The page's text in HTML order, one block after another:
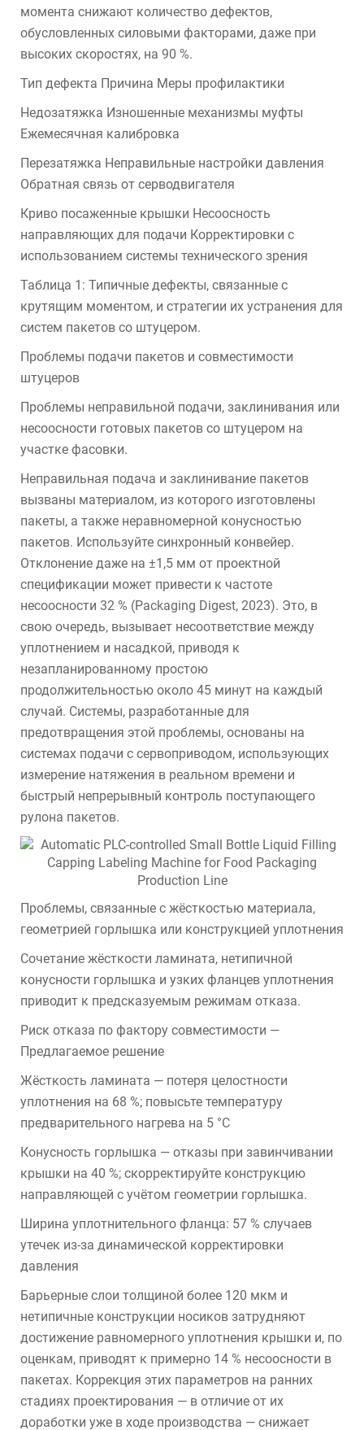
момента снижают количество дефектов,
обусловленных силовыми факторами, даже при
высоких скоростях, на 90 %.
Тип дефекта Причина Меры профилактики
Недозатяжка Изношенные механизмы муфты
Ежемесячная калибровка
Перезатяжка Неправильные настройки давления
Обратная связь от серводвигателя
Криво посаженные крышки Несоосность
направляющих для подачи Корректировки с
использованием системы технического зрения
Таблица 1: Типичные дефекты, связанные с
крутящим моментом, и стратегии их устранения для
систем пакетов со штуцером.
Проблемы подачи пакетов и совместимости
штуцеров
Проблемы неправильной подачи, заклинивания или
несоосности готовых пакетов со штуцером на
участке фасовки.
Неправильная подача и заклинивание пакетов
вызваны материалом, из которого изготовлены
пакеты, а также неравномерной конусностью
пакетов. Используйте синхронный конвейер.
Отклонение даже на ±1,5 мм от проектной
спецификации может привести к частоте
несоосности 32 % (Packaging Digest, 2023). Это, в
свою очередь, вызывает несоответствие между
уплотнением и насадкой, приводя к
незапланированному простою
продолжительностью около 45 минут на каждый
случай. Системы, разработанные для
предотвращения этой проблемы, основаны на
системах подачи с сервоприводом, использующих
измерение натяжения в реальном времени и
быстрый непрерывный контроль поступающего
рулона пакетов.
Проблемы, связанные с жёсткостью материала,
геометрией горлышка или конструкцией уплотнения
Сочетание жёсткости ламината, нетипичной
конусности горлышка и узких фланцев уплотнения
приводит к предсказуемым режимам отказа.
Риск отказа по фактору совместимости —
Предлагаемое решение
Жёсткость ламината — потеря целостности
уплотнения на 68 %; повысьте температуру
предварительного нагрева на 5 °C
Конусность горлышка — отказы при завинчивании
крышки на 40 %; скорректируйте конструкцию
направляющей с учётом геометрии горлышка.
Ширина уплотнительного фланца: 57 % случаев
утечек из-за динамической корректировки
давления
Барьерные слои толщиной более 120 мкм и
нетипичные конструкции носиков затрудняют
достижение равномерного уплотнения крышки и, по
оценкам, приводят к примерно 14 % несоосности в
пакетах. Коррекция этих параметров на ранних
стадиях проектирования — в отличие от их
доработки уже в ходе производства — снижает